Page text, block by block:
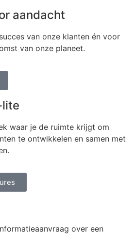
aandacht
van onze klanten én voor
van onze planeet.
lite
waar je de ruimte krijgt om
te ontwikkelen en samen met
over een